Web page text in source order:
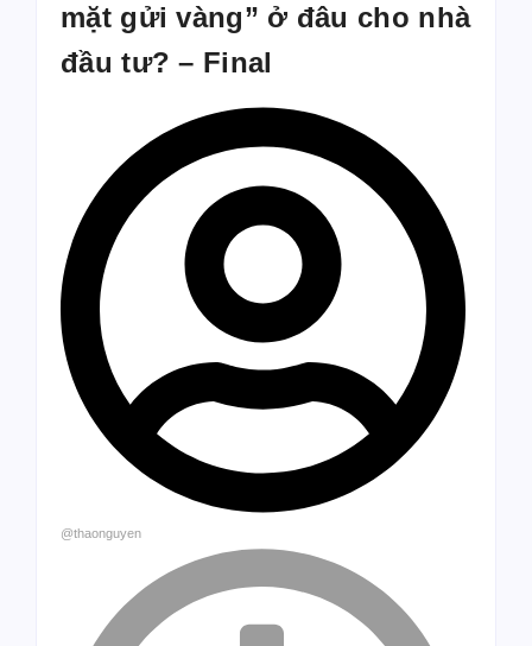
mặt gửi vàng” ở đâu cho nhà
đầu tư? – Final
@thaonguyen